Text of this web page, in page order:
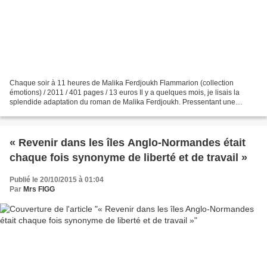
Chaque soir à 11 heures de Malika Ferdjoukh Flammarion (collection
émotions) / 2011 / 401 pages / 13 euros Il y a quelques mois, je lisais la
splendide adaptation du roman de Malika Ferdjoukh. Pressentant une
« Revenir dans les îles Anglo-Normandes était
chaque fois synonyme de liberté et de travail »
Publié le 20/10/2015 à 01:04
Par Mrs FIGG